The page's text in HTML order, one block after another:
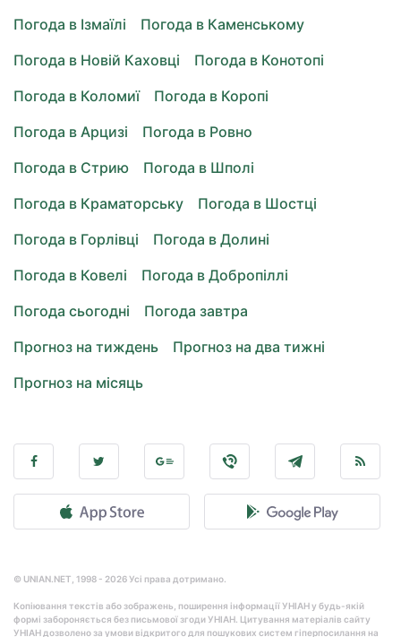
Погода в Ізмаїлі
Погода в Каменському
Погода в Новій Каховці
Погода в Конотопі
Погода в Коломиї
Погода в Коропі
Погода в Арцизі
Погода в Ровно
Погода в Стрию
Погода в Шполі
Погода в Краматорську
Погода в Шостці
Погода в Горлівці
Погода в Долині
Погода в Ковелі
Погода в Добропіллі
Погода сьогодні
Погода завтра
Прогноз на тиждень
Прогноз на два тижні
Прогноз на місяць
© UNIAN.NET, 1998 - 2026 Усі права дотримано.
Копіювання текстів або зображень, поширення інформації УНІАН у будь-якій
формі забороняється без письмової згоди УНІАН. Цитування матеріалів сайту
УНІАН дозволено за умови відкритого для пошукових систем гіперпосилання на